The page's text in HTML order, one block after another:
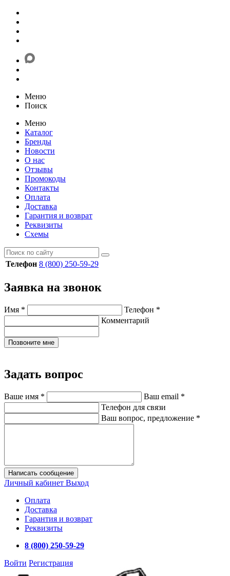
Меню
Поиск
Меню
Каталог
Бренды
Новости
О нас
Отзывы
Промокоды
Контакты
Оплата
Доставка
Гарантия и возврат
Реквизиты
Схемы
Телефон 8 (800) 250-59-29
Заявка на звонок
Имя * Телефон *
Комментарий
Позвоните мне
Задать вопрос
Ваше имя * Ваш email *
Телефон для связи
Ваш вопрос, предложение *
Написать сообщение
Личный кабинет Выход
Оплата
Доставка
Гарантия и возврат
Реквизиты
8 (800) 250-59-29
Войти Регистрация